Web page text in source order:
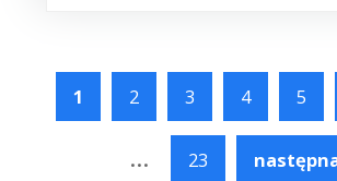
1 2 3 4 5
... 23